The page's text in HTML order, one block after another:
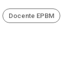
Docente EPBM